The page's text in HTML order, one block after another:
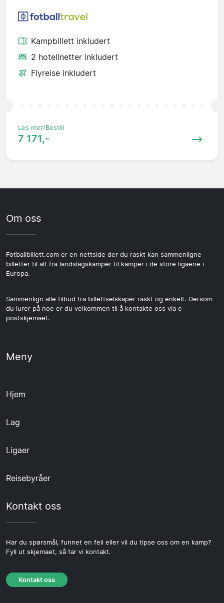
Kampbillett inkludert
2 hotellnetter inkludert
Flyreise inkludert
Les mer/Bestill
7 171,-
Om oss
Fotballbillett.com er en nettside der du raskt kan sammenligne
billetter til alt fra landslagskamper til kamper i de store ligaene i
Europa.
Sammenlign alle tilbud fra billettselskaper raskt og enkelt. Dersom
du lurer på noe er du velkommen til å kontakte oss via e-
postskjemaet.
Meny
Hjem
Lag
Ligaer
Reisebyråer
Kontakt oss
Har du spørsmål, funnet en feil eller vil du tipse oss om en kamp?
Fyll ut skjemaet, så tar vi kontakt.
Kontakt oss